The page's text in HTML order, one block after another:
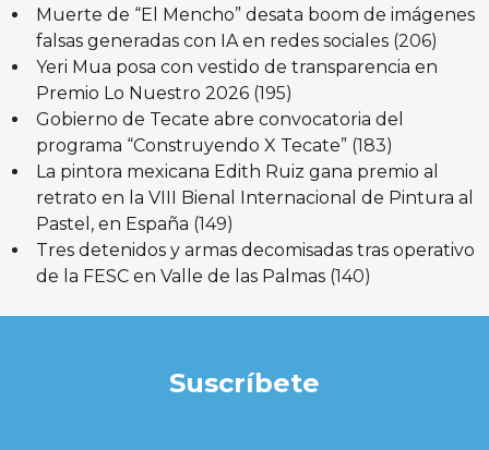
Muerte de “El Mencho” desata boom de imágenes
falsas generadas con IA en redes sociales (206)
Yeri Mua posa con vestido de transparencia en
Premio Lo Nuestro 2026 (195)
Gobierno de Tecate abre convocatoria del
programa “Construyendo X Tecate” (183)
La pintora mexicana Edith Ruiz gana premio al
retrato en la VIII Bienal Internacional de Pintura al
Pastel, en España (149)
Tres detenidos y armas decomisadas tras operativo
de la FESC en Valle de las Palmas (140)
Suscríbete